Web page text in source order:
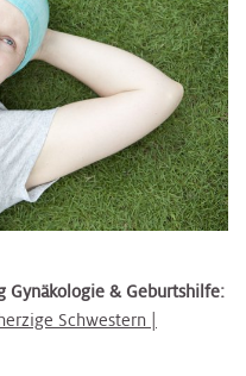
Gynäkologie & Geburtshilfe:
Schwestern |